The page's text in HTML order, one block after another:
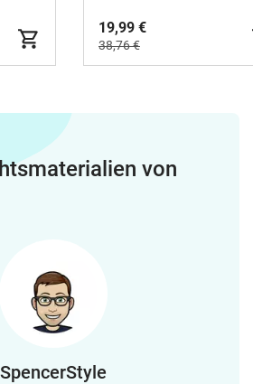
19,99 €
38,76 €
von
SpencerStyle